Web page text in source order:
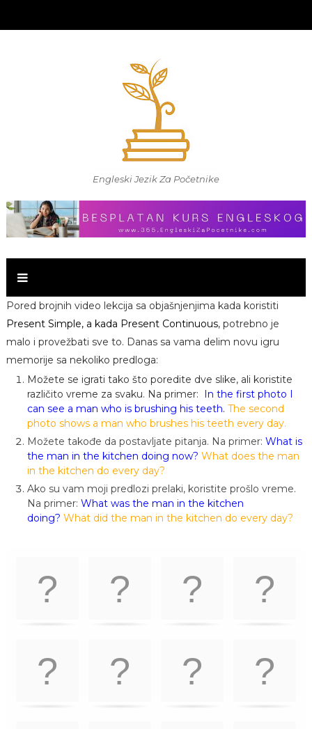
Engleski Jezik Za Početnike
Pored brojnih video lekcija sa objašnjenjima kada koristiti
Present Simple, a kada Present Continuous, potrebno je
malo i provežbati sve to. Danas sa vama delim novu igru
memorije sa nekoliko predloga:
Možete se igrati tako što poredite dve slike, ali koristite
različito vreme za svaku. Na primer: In the first photo I
can see a man who is brushing his teeth. The second
photo shows a man who brushes his teeth every day.
Možete takođe da postavljate pitanja. Na primer: What is
the man in the kitchen doing now? What does the man
in the kitchen do every day?
Ako su vam moji predlozi prelaki, koristite prošlo vreme.
Na primer: What was the man in the kitchen
doing? What did the man in the kitchen do every day?